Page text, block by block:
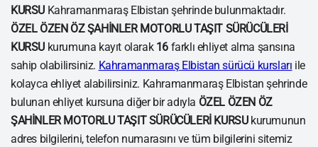
KURSU Kahramanmaraş Elbistan şehrinde bulunmaktadır.
ÖZEL ÖZEN ÖZ ŞAHİNLER MOTORLU TAŞIT SÜRÜCÜLERİ
KURSU kurumuna kayıt olarak 16 farklı ehliyet alma şansına
sahip olabilirsiniz. Kahramanmaraş Elbistan sürücü kursları ile
kolayca ehliyet alabilirsiniz. Kahramanmaraş Elbistan şehrinde
bulunan ehliyet kursuna diğer bir adıyla ÖZEL ÖZEN ÖZ
ŞAHİNLER MOTORLU TAŞIT SÜRÜCÜLERİ KURSUkurumunun
adres bilgilerini, telefon numarasını ve tüm bilgilerini sitemiz